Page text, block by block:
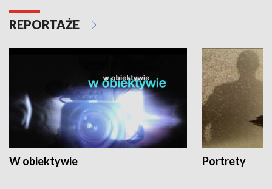
REPORTAŻE
W obiektywie Portrety